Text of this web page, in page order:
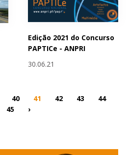
Edição 2021 do Concurso
PAPTICe - ANPRI
30.06.21
40 41 42 43
44
45
›